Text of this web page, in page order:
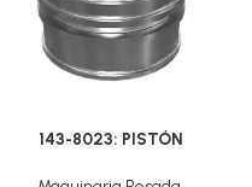
143-8023: PISTÓN